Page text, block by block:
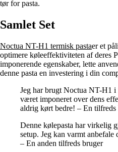
tør for pasta.
Samlet Set
Noctua NT-H1 termisk pastaer et
optimere køleeffektiviteten af deres
imponerende egenskaber, lette
denne pasta en investering i din
Jeg har brugt Noctua NT-H1 i
været imponeret over dens
aldrig kørt bedre! – En tilfreds
Denne kølepasta har virkelig
setup. Jeg kan varmt anbefale
– En anden tilfreds bruger